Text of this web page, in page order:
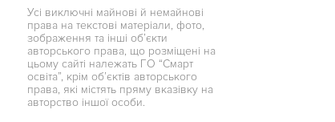
Усі виключні майнові й немайнові
права на текстові матеріали, фото,
зображення та інші об’єкти
авторського права, що розміщені на
цьому сайті належать ГО “Смарт
освіта”, крім об’єктів авторського
права, які містять пряму вказівку на
авторство іншої особи.